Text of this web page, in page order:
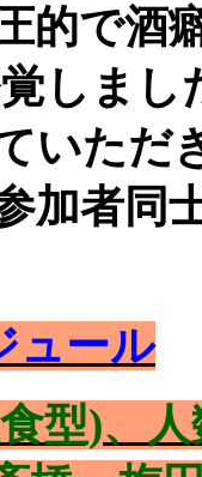
的で酒
しまし
いただ
加者同
ュール
型)、